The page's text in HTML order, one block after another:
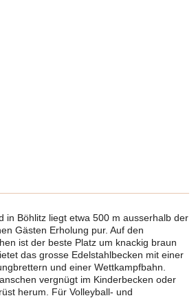
in Böhlitz liegt etwa 500 m ausserhalb der
Gästen Erholung pur. Auf den
ist der beste Platz um knackig braun
das grosse Edelstahlbecken mit einer
und einer Wettkampfbahn.
vergnügt im Kinderbecken oder
herum. Für Volleyball- und